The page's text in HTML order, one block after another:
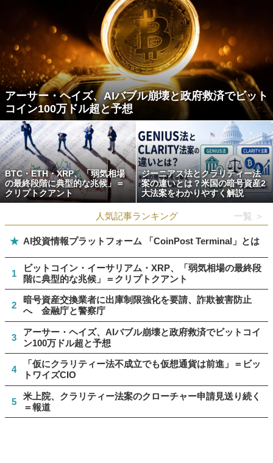
アーサー・ヘイズ、AIバブル崩壊と政府救済でビット
コイン100万ドル超と予想
BTC・ETH・XRP、「弱気相場
の最終段階に典型的な兆候」＝
クリプトクアント
ジーニアス法とクラリティー法
案の違いとは？米国の暗号資産2
大法案をわかりやすく解説
人気記事ランキング 一覧 ＞
★ AI投資情報プラットフォーム 「CoinPost Terminal」とは
1
ビットコイン・イーサリアム・XRP、「弱気相場の最終段
階に典型的な兆候」＝クリプトクアント
2
暗号資産交換業者に出庫制限強化を要請、詐欺被害防止
へ 金融庁と警察庁
3
アーサー・ヘイズ、AIバブル崩壊と政府救済でビットコイ
ン100万ドル超と予想
4
「仮にクラリティー法不成立でも仮想通貨は前進」＝ビッ
トワイズCIO
5
米上院、クラリティー法案のクローチャー申請見送り続く
＝報道